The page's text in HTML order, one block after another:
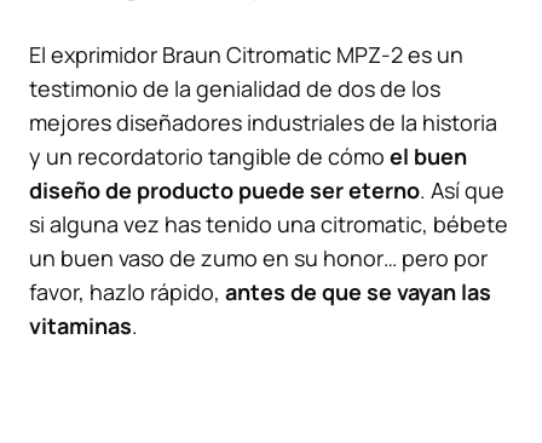
El exprimidor Braun Citromatic MPZ-2 es un
testimonio de la genialidad de dos de los
mejores diseñadores industriales de la historia
y un recordatorio tangible de cómo el buen
diseño de producto puede ser eterno. Así que
si alguna vez has tenido una citromatic, bébete
un buen vaso de zumo en su honor… pero por
favor, hazlo rápido, antes de que se vayan las
vitaminas.